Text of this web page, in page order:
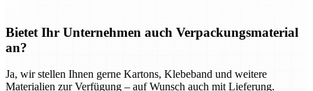
Bietet Ihr Unternehmen auch Verpackungsmaterial
an?
Ja, wir stellen Ihnen gerne Kartons, Klebeband und weitere
Materialien zur Verfügung – auf Wunsch auch mit Lieferung.